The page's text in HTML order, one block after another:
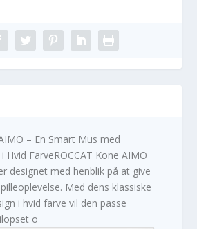
– En Smart Mus med
Hvid FarveROCCAT Kone AIMO
designet med henblik på at give
Med dens klassiske
i hvid farve vil den passe
o